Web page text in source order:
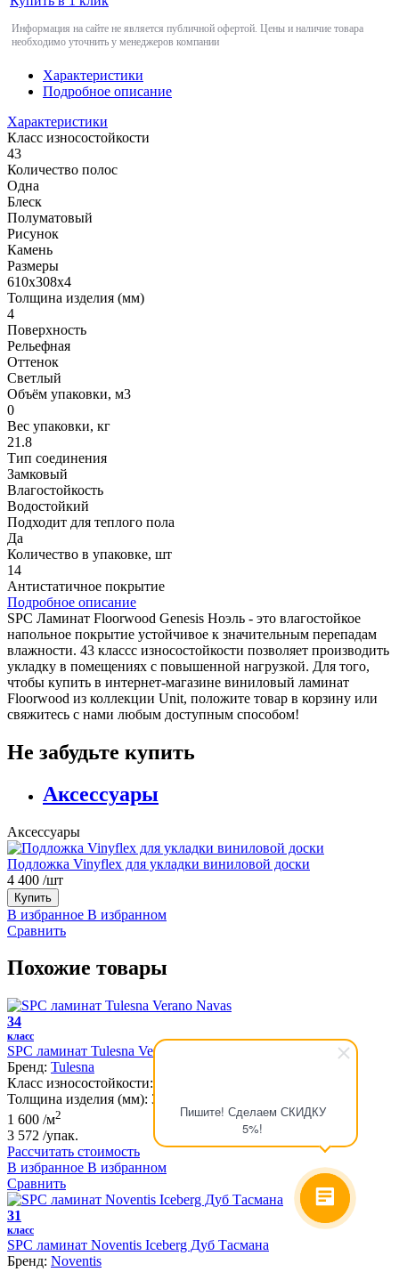
Пишите! Сделаем СКИДКУ
5%!
Информация на сайте не является публичной офертой. Цены и наличие товара
необходимо уточнить у менеджеров компании
Характеристики
Подробное описание
Характеристики
Класс износостойкости
43
Количество полос
Одна
Блеск
Полуматовый
Рисунок
Камень
Размеры
610х308x4
Толщина изделия (мм)
4
Поверхность
Рельефная
Оттенок
Светлый
Объём упаковки, м3
0
Вес упаковки, кг
21.8
Тип соединения
Замковый
Влагостойкость
Водостойкий
Подходит для теплого пола
Да
Количество в упаковке, шт
14
Антистатичное покрытие
Подробное описание
SPC Ламинат Floorwood Genesis Ноэль - это влагостойкое
напольное покрытие устойчивое к значительным перепадам
влажности. 43 классс износостойкости позволяет производить
укладку в помещениях с повышенной нагрузкой. Для того,
чтобы купить в интернет-магазине виниловый ламинат
Floorwood из коллекции Unit, положите товар в корзину или
свяжитесь с нами любым доступным способом!
Не забудьте купить
Аксессуары
Аксессуары
Подложка Vinyflex для укладки виниловой доски
4 400 /шт
Купить
В избранное В избранном
Сравнить
Похожие товары
34
класс
SPC ламинат Tulesna Verano Navas
Бренд: Tulesna
Класс износостойкости:
Толщина изделия (мм): 3.5
1 600 /м2
3 572 /упак.
Рассчитать стоимость
В избранное В избранном
Сравнить
31
класс
SPC ламинат Noventis Iceberg Дуб Тасмана
Бренд: Noventis